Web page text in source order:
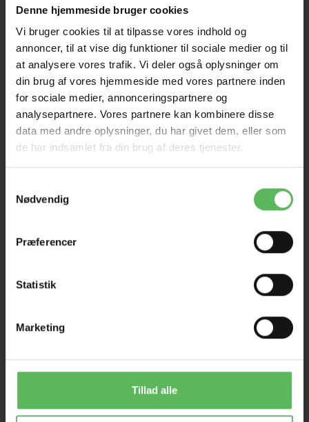
Denne hjemmeside bruger cookies
Vi bruger cookies til at tilpasse vores indhold og
annoncer, til at vise dig funktioner til sociale medier og til
at analysere vores trafik. Vi deler også oplysninger om
din brug af vores hjemmeside med vores partnere inden
for sociale medier, annonceringspartnere og
analysepartnere. Vores partnere kan kombinere disse
data med andre oplysninger, du har givet dem, eller som
de har indsamlet fra din brug af deres tjenester.
Nødvendig
Præferencer
Statistik
Marketing
Tillad alle
SOMMER
UDSALG
TIL D. 8 AUGUST
HELE WEBSHOPPEN ER
SAT NED
Tilbud GÆLDER IKKE
I FYSISK BUTIKKERE
ANDRE FANDT OGSÅ